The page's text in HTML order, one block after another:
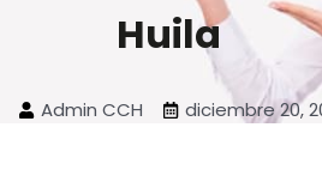
Huila
Admin CCH diciembre 20,